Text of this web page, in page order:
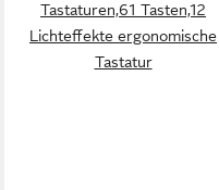
Tastaturen,61 Tasten,12
Lichteffekte ergonomische
Tastatur